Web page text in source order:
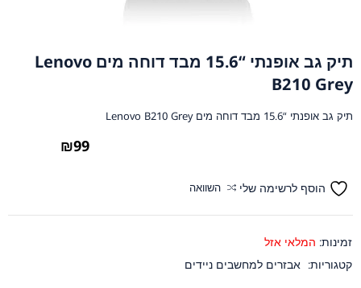
תיק גב אופנתי “15.6 מבד דוחה מים Lenovo
B210 Grey
תיק גב אופנתי “15.6 מבד דוחה מים Lenovo B210 Grey
₪99
הוסף לרשימה שלי השוואה
זמינות: המלאי אזל
קטגוריות: אבזרים למחשבים ניידים